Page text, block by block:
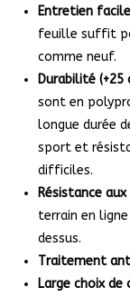
Entretien
feuille suffit
comme neuf.
Durabilité (+25
sont en
longue durée
sport et
difficiles.
Résistance
terrain en
dessus.
Traitement
Large choix